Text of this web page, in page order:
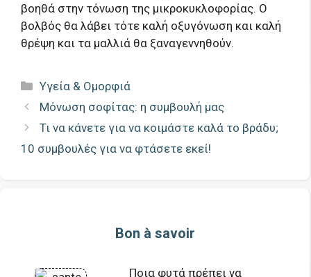
βοηθά στην τόνωση της μικροκυκλοφορίας. Ο
βολβός θα λάβει τότε καλή οξυγόνωση και καλή
θρέψη και τα μαλλιά θα ξαναγεννηθούν.
Κατηγορίες
Υγεία & Ομορφιά
Μόνωση σοφίτας: η συμβουλή μας
Τι να κάνετε για να κοιμάστε καλά το βράδυ;
10 συμβουλές για να φτάσετε εκεί!
Bon à savoir
Ποια φυτά πρέπει να